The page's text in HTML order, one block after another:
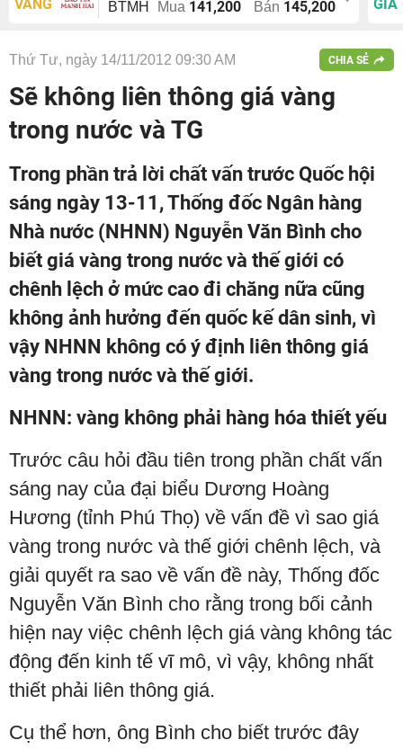
VÀNG
BTMH Mua 141,200 Bán 145,200
GIÁ
Thứ Tư, ngày 14/11/2012 09:30 AM CHIA SẺ
Sẽ không liên thông giá vàng
trong nước và TG
Trong phần trả lời chất vấn trước Quốc hội
sáng ngày 13-11, Thống đốc Ngân hàng
Nhà nước (NHNN) Nguyễn Văn Bình cho
biết giá vàng trong nước và thế giới có
chênh lệch ở mức cao đi chăng nữa cũng
không ảnh hưởng đến quốc kế dân sinh, vì
vậy NHNN không có ý định liên thông giá
vàng trong nước và thế giới.
NHNN: vàng không phải hàng hóa thiết yếu
Trước câu hỏi đầu tiên trong phần chất vấn
sáng nay của đại biểu Dương Hoàng
Hương (tỉnh Phú Thọ) về vấn đề vì sao giá
vàng trong nước và thế giới chênh lệch, và
giải quyết ra sao về vấn đề này, Thống đốc
Nguyễn Văn Bình cho rằng trong bối cảnh
hiện nay việc chênh lệch giá vàng không tác
động đến kinh tế vĩ mô, vì vậy, không nhất
thiết phải liên thông giá.
Cụ thể hơn, ông Bình cho biết trước đây